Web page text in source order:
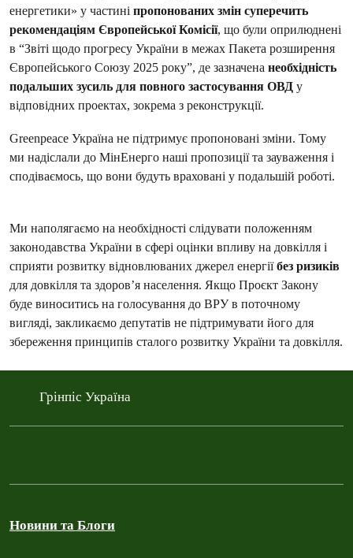
енергетики» у частині пропонованих змін суперечить
рекомендаціям Європейської Комісії, що були оприлюднені
в “Звіті щодо прогресу України в межах Пакета розширення
Європейського Союзу 2025 року”, де зазначена необхідність
подальших зусиль для повного застосування ОВД у
відповідних проектах, зокрема з реконструкції.
Greenpeace Україна не підтримує пропоновані зміни. Тому
ми надіслали до МінЕнерго наші пропозиції та зауваження і
сподіваємось, що вони будуть враховані у подальшій роботі.
Ми наполягаємо на необхідності слідувати положенням
законодавства України в сфері оцінки впливу на довкілля і
сприяти розвитку відновлюваних джерел енергіїбез ризиків
для довкілля та здоров’я населення. Якщо Проєкт Закону
буде виноситись на голосування до ВРУ в поточному
вигляді, закликаємо депутатів не підтримувати його для
збереження принципів сталого розвитку України та довкілля.
Грінпіс Україна
Новини та Блоги